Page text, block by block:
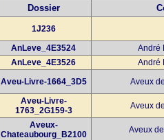
Dossier
1J236
AnLeve_4E3524
André
AnLeve_4E3526
André
Aveu-Livre-1664_3D5
Aveux
Aveu-Livre-
1763_2G159-3
Aveux
Aveux-
Chateaubourg_B2100
Aveux